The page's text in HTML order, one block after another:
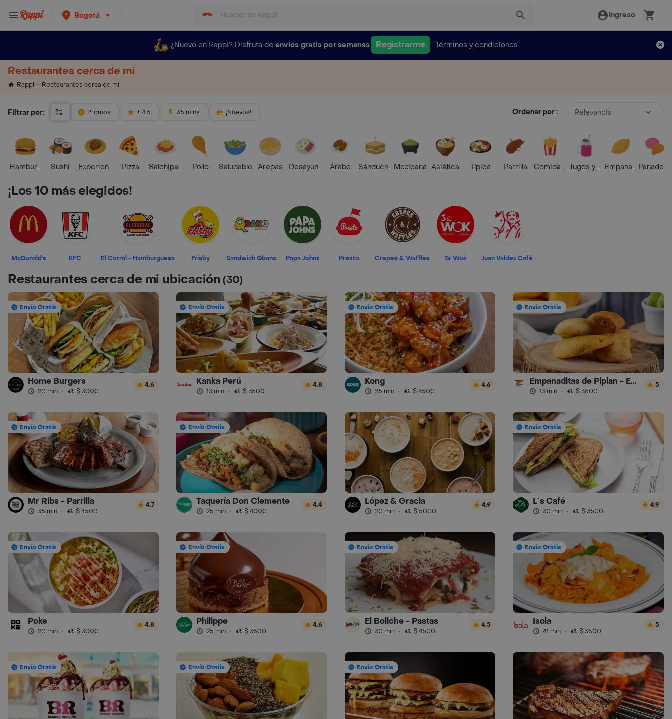
Bogotá Ingreso
¿Nuevo en Rappi? Disfruta de envíos gratis por semanas Registrarme Términos y condiciones
Restaurantes cerca de mí
Rappi Restaurantes cerca de mí
Filtrar por: Promos + 4.5 35 mins ¡Nuevos! Ordenar por : Relevancia
HamburguesaSushi Experiencias Foodies
Pizza Salchipapas Pollo Saludable Arepas Desayunos Árabe SánduchesMexicana Asiática Típica Parrilla Comida RápidaJugos y BatidosEmpanadasPanadería
¡Los 10 más elegidos!
McDonald's KFC El Corral - Hamburguesa Frisby Sandwich Qbano Papa Johns Presto Crepes & Waffles Sr Wok Juan Valdez Café
Restaurantes cerca de mi ubicación(30)
Envío Gratis
Home Burgers
20 min · $ 3000
4.6
Envío Gratis
Kanka Perú
13 min · $ 3500
4.8
Envío Gratis
Kong
25 min · $ 4500
4.6
Envío Gratis
Empanaditas de Pipian - Empanadas
13 min · $ 3500
5
Envío Gratis
Mr Ribs - Parrilla
35 min · $ 4500
4.7
Envío Gratis
Taquería Don Clemente
25 min · $ 4000
4.4 López & Gracia
20 min · $ 5000
4.9
Envío Gratis
L´s Café
30 min · $ 3500
4.9
Envío Gratis
Poke
20 min · $ 3000
4.8
Envío Gratis
Philippe
25 min · $ 3500
4.6
Envío Gratis
El Boliche - Pastas
30 min · $ 4500
4.5
Envío Gratis
Isola
41 min · $ 3500
5
Envío Gratis Envío Gratis Envío Gratis